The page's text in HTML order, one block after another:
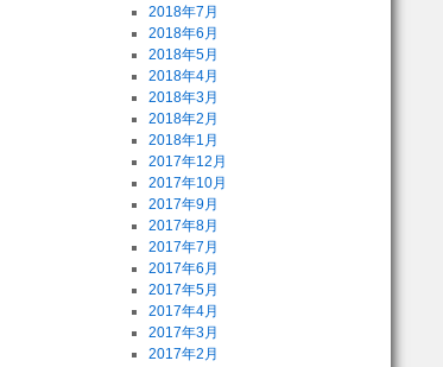
2018年7月
2018年6月
2018年5月
2018年4月
2018年3月
2018年2月
2018年1月
2017年12月
2017年10月
2017年9月
2017年8月
2017年7月
2017年6月
2017年5月
2017年4月
2017年3月
2017年2月